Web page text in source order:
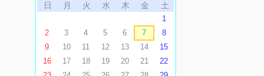
日
月 火 水 木 金 土
1
2
3 4 5 6 7
8
9
10 11 12 13 14
15
16
17 18 19 20 21
22